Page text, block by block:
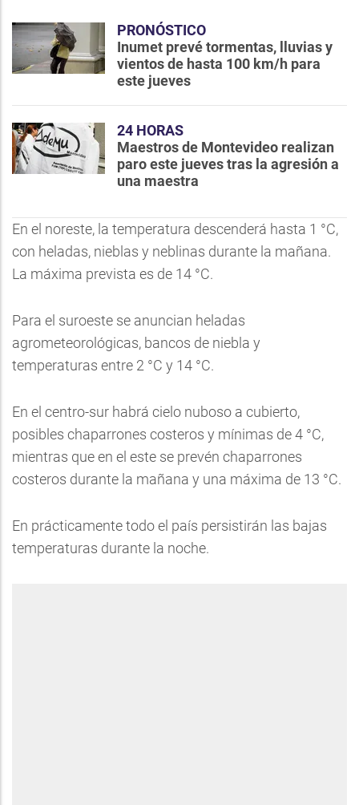
PRONÓSTICO
Inumet prevé tormentas, lluvias y
vientos de hasta 100 km/h para
este jueves
24 HORAS
Maestros de Montevideo realizan
paro este jueves tras la agresión a
una maestra
En el noreste, la temperatura descenderá hasta 1 °C,
con heladas, nieblas y neblinas durante la mañana.
La máxima prevista es de 14 °C.
Para el suroeste se anuncian heladas
agrometeorológicas, bancos de niebla y
temperaturas entre 2 °C y 14 °C.
En el centro-sur habrá cielo nuboso a cubierto,
posibles chaparrones costeros y mínimas de 4 °C,
mientras que en el este se prevén chaparrones
costeros durante la mañana y una máxima de 13 °C.
En prácticamente todo el país persistirán las bajas
temperaturas durante la noche.